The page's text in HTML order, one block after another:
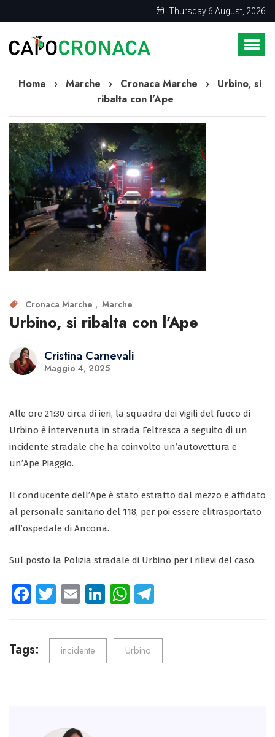
Thursday 6 August, 2026
Home › Marche › Cronaca Marche ›
Urbino, si
ribalta con l’Ape
Cronaca Marche Marche
Urbino, si ribalta con l’Ape
Cristina Carnevali
Maggio 4, 2025
Alle ore 21:30 circa di ieri, la squadra dei Vigili del fuoco di
Urbino è intervenuta in strada Feltresca a seguito di un
incidente stradale che ha coinvolto un’autovettura e
un’Ape Piaggio.
Il conducente dell’Ape è stato estratto dal mezzo e affidato
al personale sanitario del 118, per poi essere elitrasportato
all’ospedale di Ancona.
Sul posto la Polizia stradale di Urbino per i rilievi del caso.
Fa
o
ok
T
tt
er
E
ail
Li
e
n
W
ts
A
p
gr
m
Tags: incidente Urbino